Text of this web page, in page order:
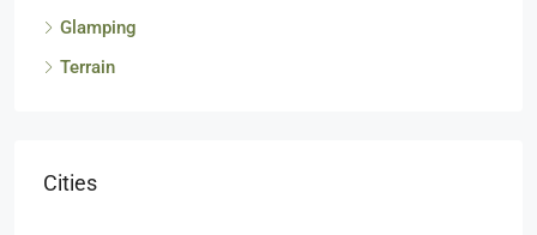
Glamping
Terrain
Cities